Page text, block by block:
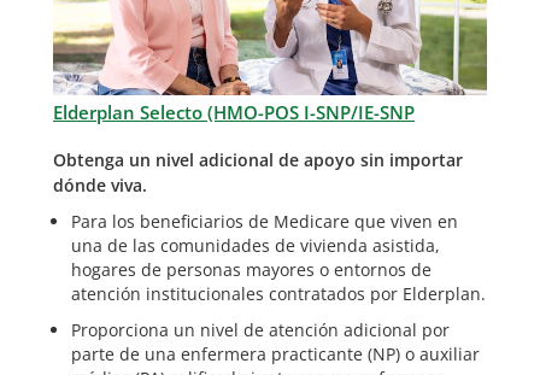
Elderplan Selecto (HMO-POS I-SNP/IE-SNP
Obtenga un nivel adicional de apoyo sin importar
dónde viva.
Para los beneficiarios de Medicare que viven en
una de las comunidades de vivienda asistida,
hogares de personas mayores o entornos de
atención institucionales contratados por Elderplan.
Proporciona un nivel de atención adicional por
parte de una enfermera practicante (NP) o auxiliar